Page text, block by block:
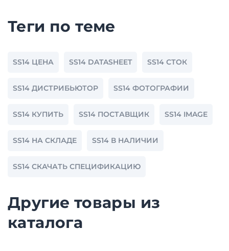
Теги по теме
SS14 ЦЕНА SS14 DATASHEET SS14 СТОК
SS14 ДИСТРИБЬЮТОР SS14 ФОТОГРАФИИ
SS14 КУПИТЬ SS14 ПОСТАВЩИК SS14 IMAGE
SS14 НА СКЛАДЕ SS14 В НАЛИЧИИ
SS14 СКАЧАТЬ СПЕЦИФИКАЦИЮ
Другие товары из
каталога